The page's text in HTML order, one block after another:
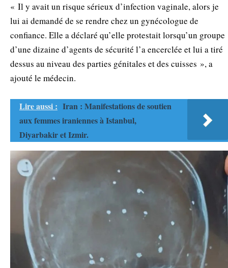
« Il y avait un risque sérieux d’infection vaginale, alors je
lui ai demandé de se rendre chez un gynécologue de
confiance. Elle a déclaré qu’elle protestait lorsqu’un groupe
d’une dizaine d’agents de sécurité l’a encerclée et lui a tiré
dessus au niveau des parties génitales et des cuisses », a
ajouté le médecin.
Lire aussi : Iran : Manifestations de soutien
aux femmes iraniennes à Istanbul,
Diyarbakir et Izmir.